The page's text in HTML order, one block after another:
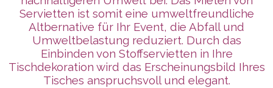
Servietten ist somit eine umweltfreundliche
Altbernative für Ihr Event, die Abfall und
Umweltbelastung reduziert. Durch das
Einbinden von Stoffservietten in Ihre
Tischdekoration wird das Erscheinungsbild Ihres
Tisches anspruchsvoll und elegant.